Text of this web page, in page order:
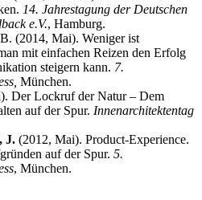
14. Jahrestagung der Deutschen
e.V., Hamburg.
(2014, Mai). Weniger ist
mit einfachen Reizen den Erfolg
steigern kann. 7.
München.
Der Lockruf der Natur – Dem
auf der Spur. Innenarchitektentag
J. (2012, Mai). Product-Experience.
auf der Spur. 5.
, München.